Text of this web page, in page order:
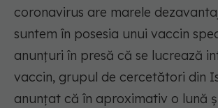
coronavirus are marele
suntem în posesia unui vaccin
anunţuri în presă că se lucrează
vaccin, grupul de cercetători din
anunţat că în aproximativ o lună